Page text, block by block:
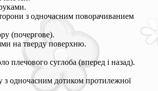
з одночасним поворачиванием
(почергове).
на тверду поверхню.
плечового суглоба (вперед і назад).
з одночасним дотиком протилежної